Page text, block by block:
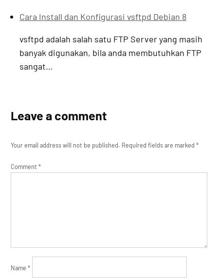
Cara Install dan Konfigurasi vsftpd Debian 8
vsftpd adalah salah satu FTP Server yang masih
banyak digunakan, bila anda membutuhkan FTP
sangat…
Leave a comment
Your email address will not be published. Required fields are marked*
Comment*
Name*